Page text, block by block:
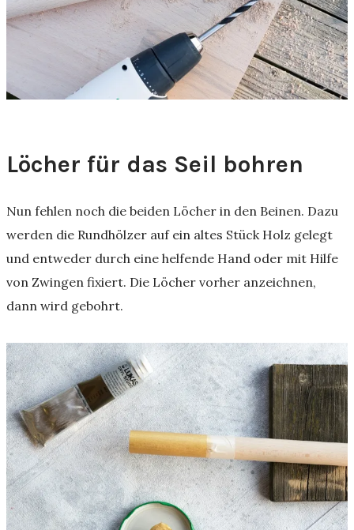
Löcher für das Seil bohren
Nun fehlen noch die beiden Löcher in den Beinen. Dazu
werden die Rundhölzer auf ein altes Stück Holz gelegt
und entweder durch eine helfende Hand oder mit Hilfe
von Zwingen fixiert. Die Löcher vorher anzeichnen,
dann wird gebohrt.